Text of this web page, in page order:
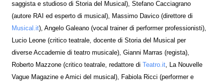
saggista e studioso di Storia del Musical), Stefano Cacciagrano
(autore RAI ed esperto di musical), Massimo Davico (direttore di
Musical.it), Angelo Galeano (vocal trainer di performer professionisti),
Lucio Leone (critico teatrale, docente di Storia del Musical per
diverse Accademie di teatro musicale), Gianni Marras (regista),
Roberto Mazzone (critico teatrale, redattore di
Teatro.it, La Nouvelle
Vague Magazine e Amici del musical), Fabiola Ricci (performer e